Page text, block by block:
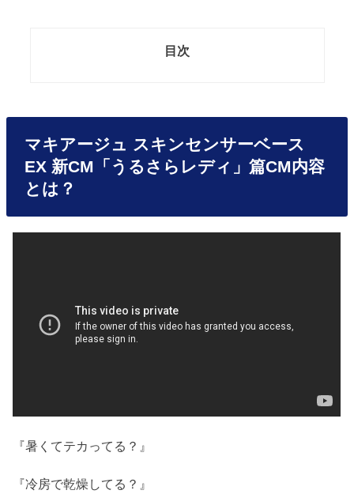
目次
マキアージュ スキンセンサーベース
EX 新CM「うるさらレディ」篇CM内容
とは？
『暑くてテカってる？』
『冷房で乾燥してる？』